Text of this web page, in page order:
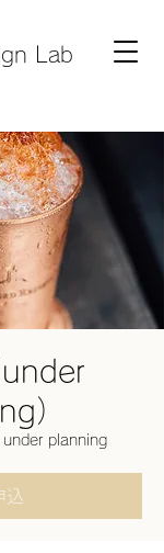
Lab
）
under planning
込